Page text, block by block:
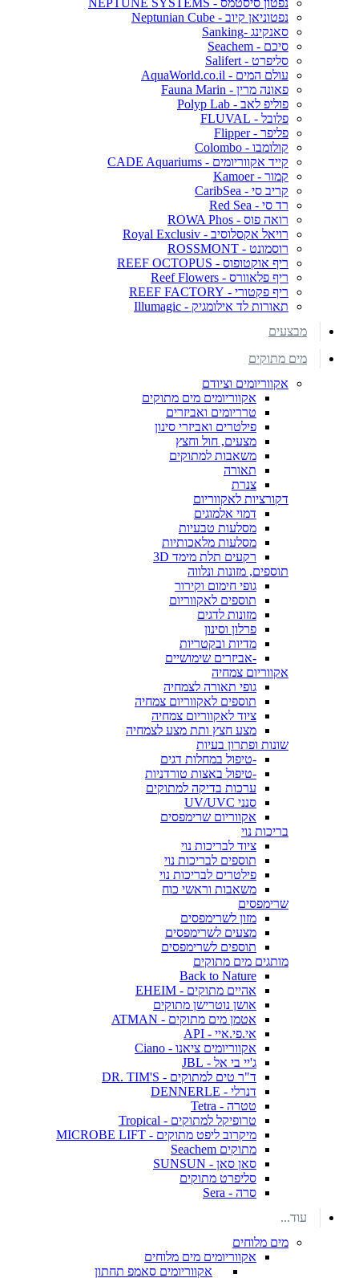
נפטוניאן קיוב - Neptunian Cube
סאנקינג -Sanking
סיכם - Seachem
סליפרט - Salifert
עולם המים - AquaWorld.co.il
פאונה מרין - Fauna Marin
פוליפ לאב - Polyp Lab
פלובל - FLUVAL
פליפר - Flipper
קולומבו - Colombo
קייד אקווריומים - CADE Aquariums
קמור - Kamoer
קריב סי - CaribSea
רד סי - Red Sea
רואה פוס - ROWA Phos
רויאל אקסלוסיב - Royal Exclusiv
רוסמונט - ROSSMONT
ריף אוקטופוס - REEF OCTOPUS
ריף פלאוורס - Reef Flowers
ריף פקטורי - REEF FACTORY
תאורות לד אילומגיק - Illumagic
מבצעים
מים מתוקים
אקווריומים וציודם
אקווריומים מים מתוקים
טרריומים ואביזרים
פילטרים ואביזרי סינון
מצעים, חול וחצץ
משאבות למתוקים
תאורה
צנרת
דקורציות לאקווריום
דמוי אלמוגים
מסלעות טבעיות
מסלעות מלאכותיות
רקעים תלת מימד 3D
תוספים, מזונות ונלווה
גופי חימום וקירור
תוספים לאקווריום
מזונות לדגים
פרלון וסינון
מדיות ובקטריות
-אביזרים שימושיים
אקווריום צמחיה
גופי תאורה לצמחיה
תוספים לאקווריום צמחיה
ציוד לאקווריום צמחיה
מצע חצץ ותת מצע לצמחיה
שונות ופתרון בעיות
-טיפול במחלות דגים
-טיפול באצות טורדניות
ערכות בדיקה למתוקים
סנני UV/UVC
אקווריום שרימפסים
בריכות נוי
ציוד לבריכות נוי
תוספים לבריכות נוי
פילטרים לבריכות נוי
משאבות וראשי כוח
שרימפסים
מזון לשרימפסים
מצעים לשרימפסים
תוספים לשרימפסים
מותגים מים מתוקים
Back to Nature
אהיים מתוקים - EHEIM
אושן נוטרישן מתוקים
אטמן מים מתוקים - ATMAN
אי.פי.איי - API
אקווריומים ציאנו - Ciano
ג'יי בי אל - JBL
ד"ר טים למתוקים - DR. TIM'S
דנרלי - DENNERLE
טטרה - Tetra
טרופיקל למתוקים - Tropical
מיקרוב ליפט מתוקים - MICROBE LIFT
מתוקים Seachem
סאן סאן - SUNSUN
סליפרט מתוקים
סרה - Sera
עוד...
מים מלוחים
אקווריומים מים מלוחים
אקווריומים סאמפ תחתון